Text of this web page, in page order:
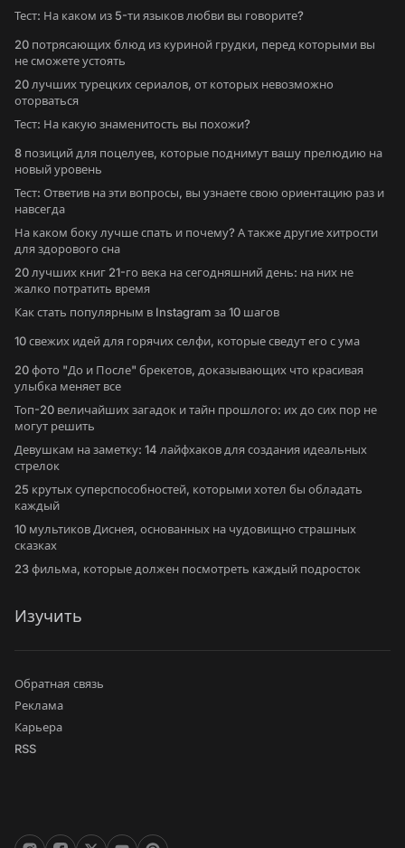
Тест: На каком из 5-ти языков любви вы говорите?
20 потрясающих блюд из куриной грудки, перед которыми вы
не сможете устоять
20 лучших турецких сериалов, от которых невозможно
оторваться
Тест: На какую знаменитость вы похожи?
8 позиций для поцелуев, которые поднимут вашу прелюдию на
новый уровень
Тест: Ответив на эти вопросы, вы узнаете свою ориентацию раз и
навсегда
На каком боку лучше спать и почему? А также другие хитрости
для здорового сна
20 лучших книг 21-го века на сегодняшний день: на них не
жалко потратить время
Как стать популярным в Instagram за 10 шагов
10 свежих идей для горячих селфи, которые сведут его с ума
20 фото "До и После" брекетов, доказывающих что красивая
улыбка меняет все
Топ-20 величайших загадок и тайн прошлого: их до сих пор не
могут решить
Девушкам на заметку: 14 лайфхаков для создания идеальных
стрелок
25 крутых суперспособностей, которыми хотел бы обладать
каждый
10 мультиков Диснея, основанных на чудовищно страшных
сказках
23 фильма, которые должен посмотреть каждый подросток
Изучить
Обратная связь
Реклама
Карьера
RSS